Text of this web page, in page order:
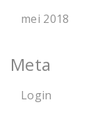
mei 2018
Meta
Login